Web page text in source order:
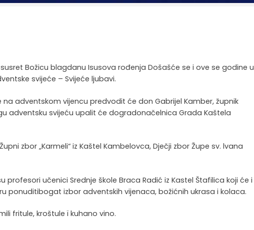
Božicu blagdanu Isusova rođenja Došašće se i ove se godine u
svijeće – Svijeće ljubavi.
adventskom vijencu predvodit će don Gabrijel Kamber, župnik
adventsku svijeću upalit će dogradonačelnica Grada Kaštela
zbor „Karmeli“ iz Kaštel Kambelovca, Dječji zbor Župe sv. lvana
profesori učenici Srednje škole Braca Radić iz Kastel Štafilica koji će i
ponuditibogat izbor adventskih vijenaca, božićnih ukrasa i kolaca.
fritule, kroštule ï kuhano vino.